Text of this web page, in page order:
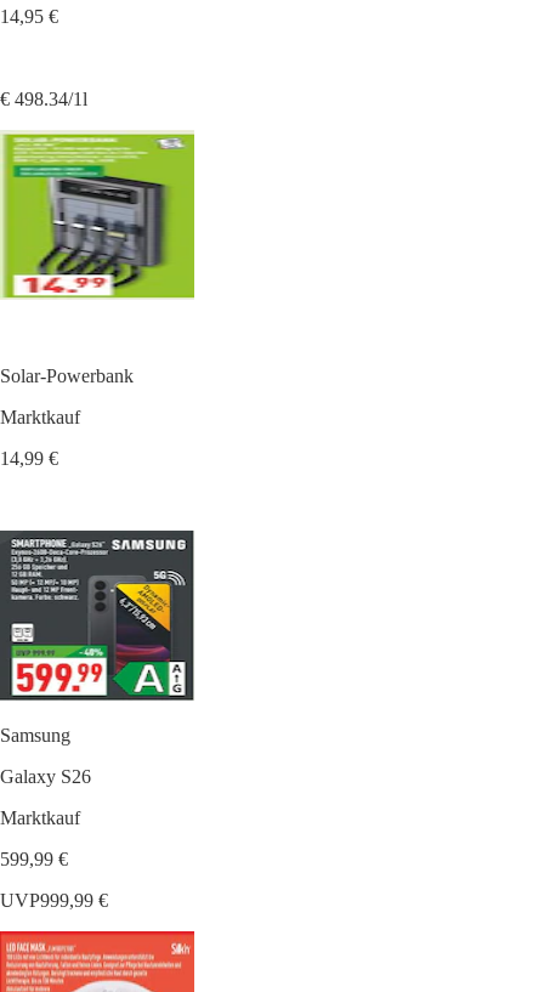
14,95 €
€ 498.34/1l
Solar-Powerbank
Marktkauf
14,99 €
Samsung
Galaxy S26
Marktkauf
599,99 €
UVP999,99 €